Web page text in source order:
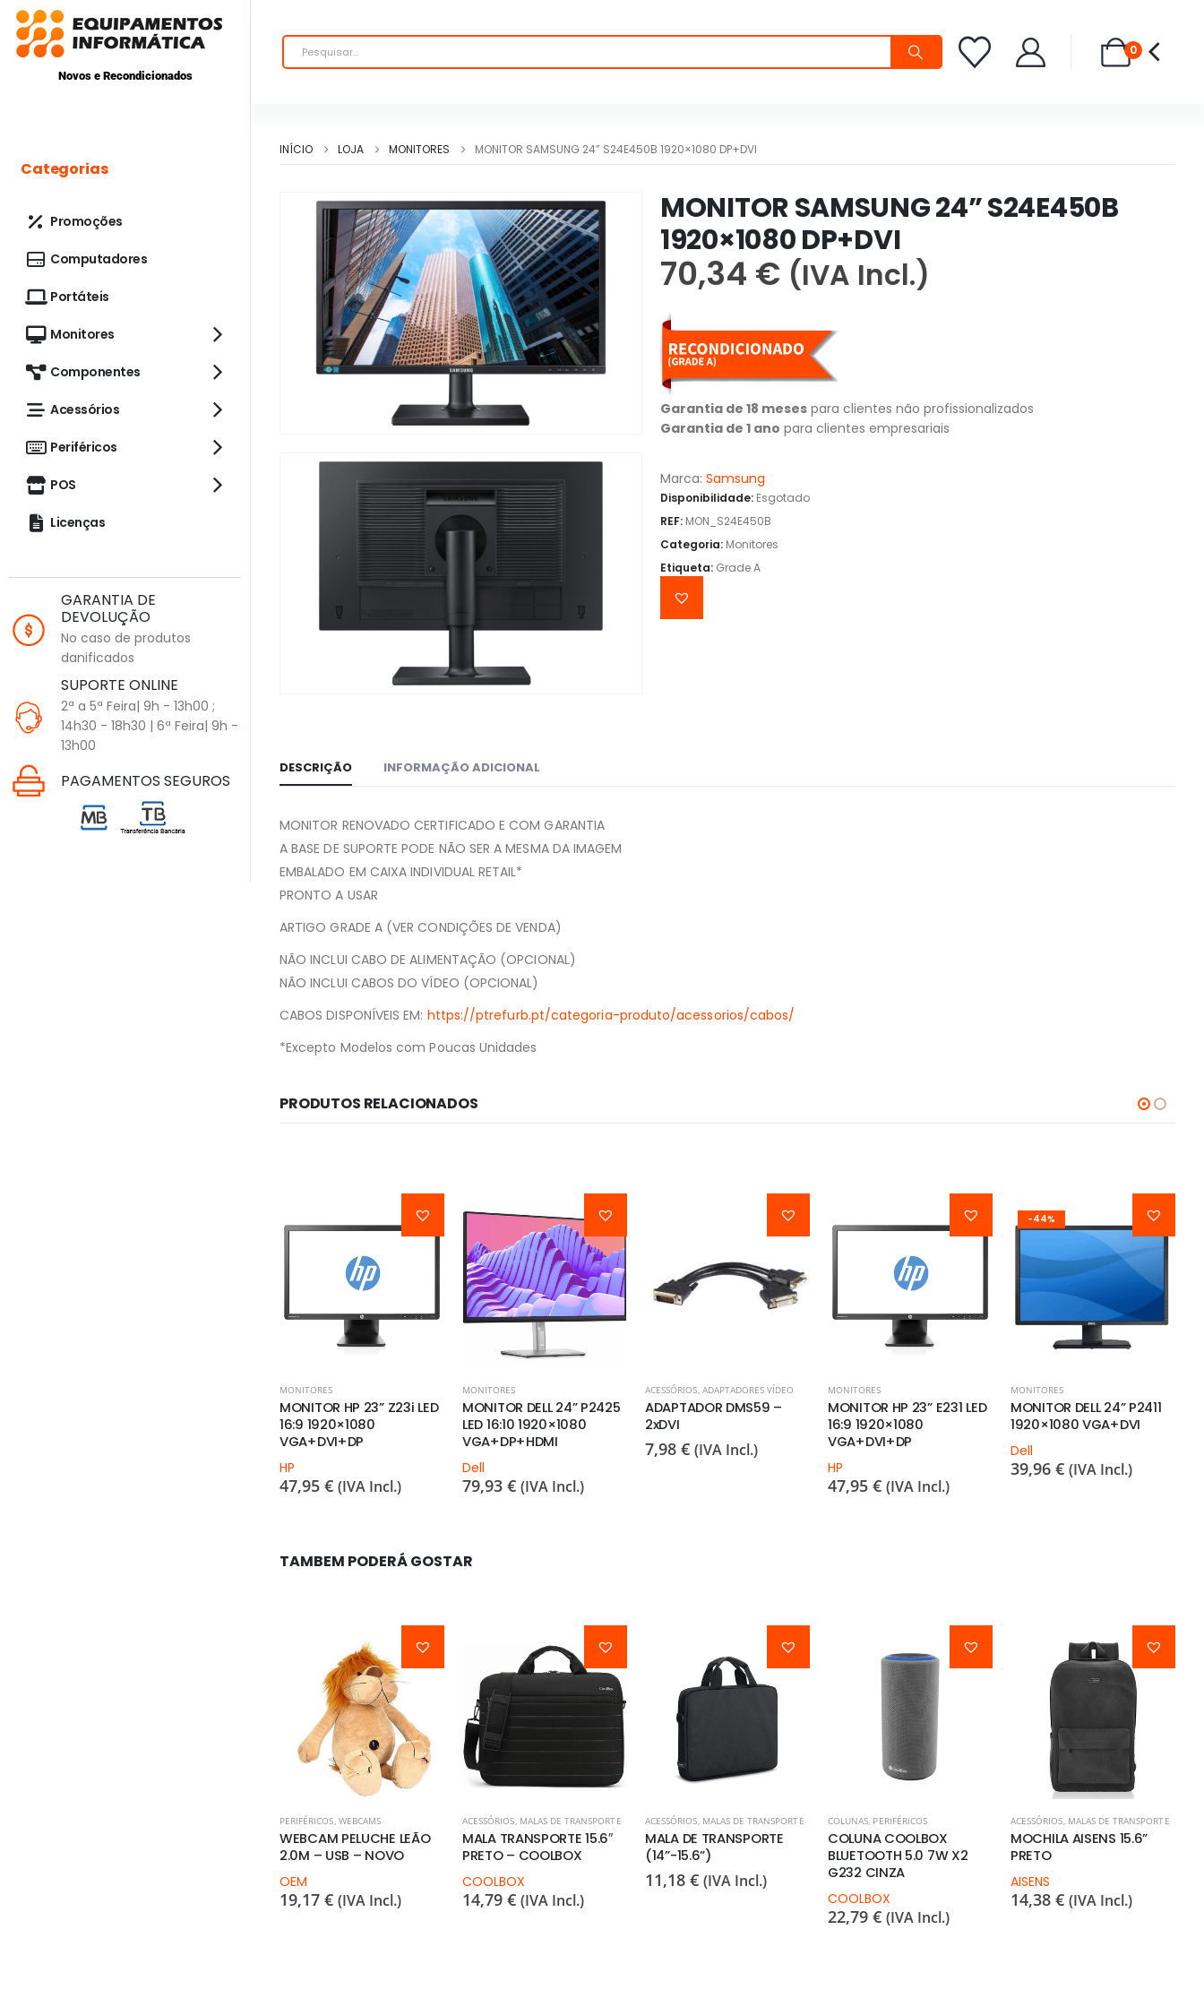
Novos e Recondicionados
0
INÍCIO LOJA MONITORES MONITOR SAMSUNG 24” S24E450B 1920×1080 DP+DVI
MONITOR SAMSUNG 24” S24E450B
1920×1080 DP+DVI
70,34 € (IVA Incl.)
Garantia de 18 meses para clientes não profissionalizados
Garantia de 1 ano para clientes empresariais
Marca: Samsung
Disponibilidade: Esgotado
REF: MON_S24E450B
Categoria: Monitores
Etiqueta: Grade A
DESCRIÇÃO INFORMAÇÃO ADICIONAL
MONITOR RENOVADO CERTIFICADO E COM GARANTIA
A BASE DE SUPORTE PODE NÃO SER A MESMA DA IMAGEM
EMBALADO EM CAIXA INDIVIDUAL RETAIL*
PRONTO A USAR
ARTIGO GRADE A (VER CONDIÇÕES DE VENDA)
NÃO INCLUI CABO DE ALIMENTAÇÃO (OPCIONAL)
NÃO INCLUI CABOS DO VÍDEO (OPCIONAL)
CABOS DISPONÍVEIS EM: https://ptrefurb.pt/categoria-produto/acessorios/cabos/
*Excepto Modelos com Poucas Unidades
PRODUTOS RELACIONADOS
MONITORES
MONITOR HP 23” Z23i LED
16:9 1920×1080
VGA+DVI+DP
HP
47,95 € (IVA Incl.)
MONITORES
MONITOR DELL 24” P2425
LED 16:10 1920×1080
VGA+DP+HDMI
Dell
79,93 € (IVA Incl.)
ACESSÓRIOS ADAPTADORES VÍDEO
ADAPTADOR DMS59 –
2xDVI
7,98 € (IVA Incl.)
MONITORES
MONITOR HP 23” E231 LED
16:9 1920×1080
VGA+DVI+DP
HP
47,95 € (IVA Incl.)
-44%
MONITORES
MONITOR DELL 24” P2411
1920×1080 VGA+DVI
Dell
39,96 € (IVA Incl.)
TAMBEM PODERÁ GOSTAR
PERIFÉRICOS WEBCAMS
WEBCAM PELUCHE LEÃO
2.0M – USB – NOVO
OEM
19,17 € (IVA Incl.)
ACESSÓRIOS MALAS DE TRANSPORTE
MALA TRANSPORTE 15.6″
PRETO – COOLBOX
COOLBOX
14,79 € (IVA Incl.)
ACESSÓRIOS MALAS DE TRANSPORTE
MALA DE TRANSPORTE
(14”-15.6”)
11,18 € (IVA Incl.)
COLUNAS PERIFÉRICOS
COLUNA COOLBOX
BLUETOOTH 5.0 7W X2
G232 CINZA
COOLBOX
22,79 € (IVA Incl.)
ACESSÓRIOS MALAS DE TRANSPORTE
MOCHILA AISENS 15.6”
PRETO
AISENS
14,38 € (IVA Incl.)
Categorias
Promoções
Computadores
Portáteis
Monitores
Componentes
Acessórios
Periféricos
POS
Licenças
GARANTIA DE
DEVOLUÇÃO
No caso de produtos
danificados
SUPORTE ONLINE
2ª a 5ª Feira| 9h - 13h00 ;
14h30 - 18h30 | 6ª Feira| 9h -
13h00
PAGAMENTOS SEGUROS